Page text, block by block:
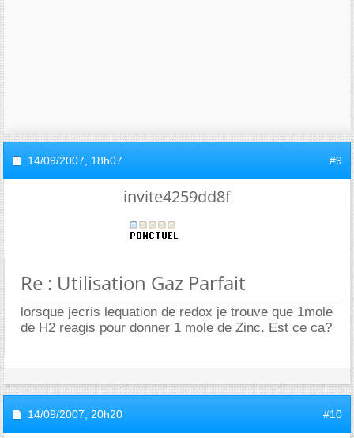
14/09/2007, 18h07 #9
invite4259dd8f
Re : Utilisation Gaz Parfait
lorsque jecris lequation de redox je trouve que 1mole
de H2 reagis pour donner 1 mole de Zinc. Est ce ca?
14/09/2007, 20h20 #10